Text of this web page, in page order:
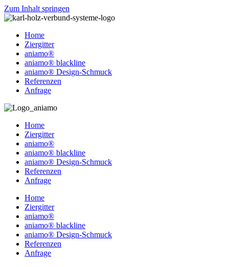
Zum Inhalt springen
Home
Ziergitter
aniamo®
aniamo® blackline
aniamo® Design-Schmuck
Referenzen
Anfrage
Home
Ziergitter
aniamo®
aniamo® blackline
aniamo® Design-Schmuck
Referenzen
Anfrage
Home
Ziergitter
aniamo®
aniamo® blackline
aniamo® Design-Schmuck
Referenzen
Anfrage